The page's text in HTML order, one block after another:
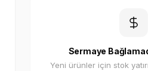
Sermaye
Yeni ürünler için stok